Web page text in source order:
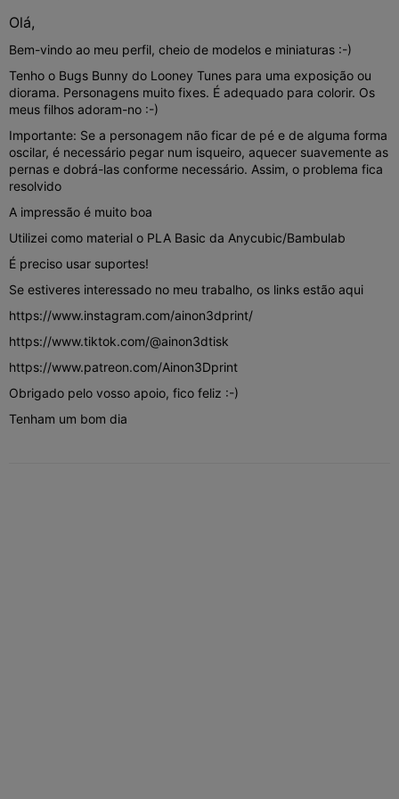
Olá,
Bem-vindo ao meu perfil, cheio de modelos e miniaturas :-)
Tenho o Bugs Bunny do Looney Tunes para uma exposição ou
diorama. Personagens muito fixes. É adequado para colorir. Os
meus filhos adoram-no :-)
Importante: Se a personagem não ficar de pé e de alguma forma
oscilar, é necessário pegar num isqueiro, aquecer suavemente as
pernas e dobrá-las conforme necessário. Assim, o problema fica
resolvido
A impressão é muito boa
Utilizei como material o PLA Basic da Anycubic/Bambulab
É preciso usar suportes!
Se estiveres interessado no meu trabalho, os links estão aqui
https://www.instagram.com/ainon3dprint/
https://www.tiktok.com/@ainon3dtisk
https://www.patreon.com/Ainon3Dprint
Obrigado pelo vosso apoio, fico feliz :-)
Tenham um bom dia